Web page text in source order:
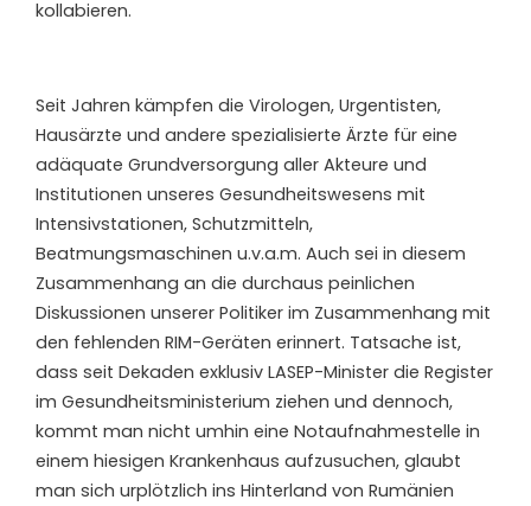
kollabieren.
Seit Jahren kämpfen die Virologen, Urgentisten,
Hausärzte und andere spezialisierte Ärzte für eine
adäquate Grundversorgung aller Akteure und
Institutionen unseres Gesundheitswesens mit
Intensivstationen, Schutzmitteln,
Beatmungsmaschinen u.v.a.m. Auch sei in diesem
Zusammenhang an die durchaus peinlichen
Diskussionen unserer Politiker im Zusammenhang mit
den fehlenden RIM-Geräten erinnert. Tatsache ist,
dass seit Dekaden exklusiv LASEP-Minister die Register
im Gesundheitsministerium ziehen und dennoch,
kommt man nicht umhin eine Notaufnahmestelle in
einem hiesigen Krankenhaus aufzusuchen, glaubt
man sich urplötzlich ins Hinterland von Rumänien